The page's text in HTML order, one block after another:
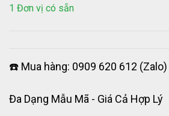
1 Đơn vị có sẵn
☎️ Mua hàng: 0909 620 612 (Zalo)
Đa Dạng Mẫu Mã - Giá Cả Hợp Lý